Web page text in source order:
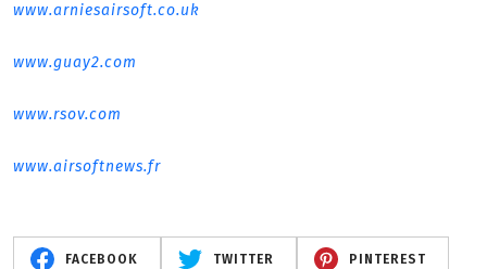
www.arniesairsoft.co.uk
www.guay2.com
www.rsov.com
www.airsoftnews.fr
FACEBOOK TWITTER PINTEREST